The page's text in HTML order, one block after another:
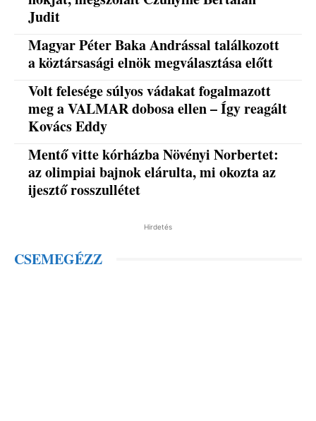
Judit
Magyar Péter Baka Andrással találkozott
a köztársasági elnök megválasztása előtt
Volt felesége súlyos vádakat fogalmazott
meg a VALMAR dobosa ellen – Így reagált
Kovács Eddy
Mentő vitte kórházba Növényi Norbertet:
az olimpiai bajnok elárulta, mi okozta az
ijesztő rosszullétet
Hirdetés
CSEMEGÉZZ